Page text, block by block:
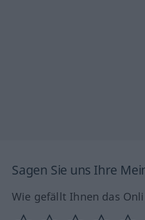
Sagen Sie uns Ihre
Wie gefällt Ihnen das